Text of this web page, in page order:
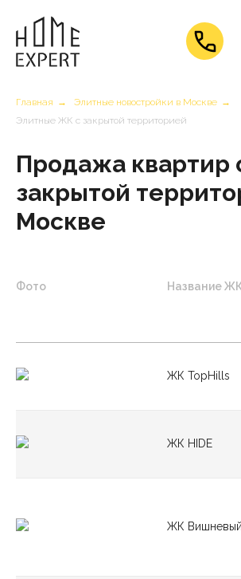
Главная → Элитные новостройки в Москве →
Элитные ЖК с закрытой территорией
Продажа квартир
закрытой
Москве
Фото Название
ЖК TopHills
ЖК HIDE
ЖК